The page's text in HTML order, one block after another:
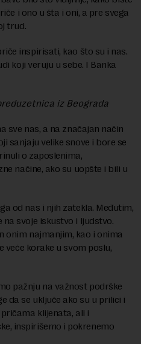
i ono u šta i oni, a pre svega
trud.
inspirisati, kao što su i nas.
koji veruju u sebe. I Banka
iz Beograda
sve nas, a na značajan način
sanjaju velike snove i bore se
o zaposlenima,
načine, ako su uopšte i bili u
od nas i njih zatekla. Međutim,
na svoje iskustvo i ljudstvo.
onim najmanjim, kao i onima
veće korake u svom poslu,
pažnju na važnost podrške
da se uključe ako su u prilici i
klijenata, ali i
inspirišemo i pokrenemo